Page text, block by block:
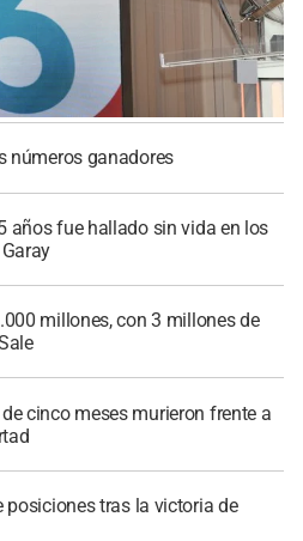
números ganadores
años fue hallado sin vida en los
millones, con 3 millones de
cinco meses murieron frente a
posiciones tras la victoria de